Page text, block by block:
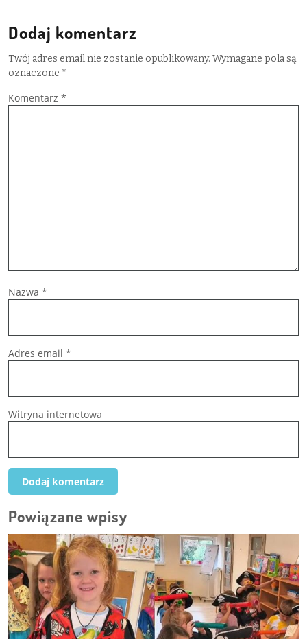
Dodaj komentarz
Twój adres email nie zostanie opublikowany. Wymagane pola są
oznaczone *
Komentarz *
Nazwa *
Adres email *
Witryna internetowa
Powiązane wpisy